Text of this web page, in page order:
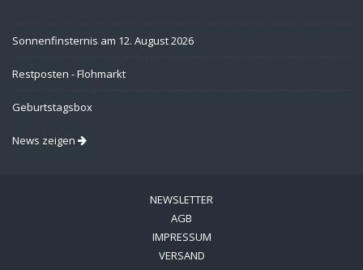
Sonnenfinsternis am 12. August 2026
Restposten - Flohmarkt
Geburtstagsbox
News zeigen
NEWSLETTER
AGB
IMPRESSUM
VERSAND